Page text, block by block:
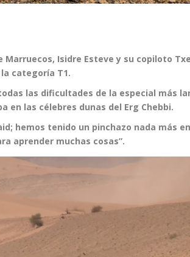
Isidre Esteve y su copiloto
la categoría T1.
las dificultades de la especial más
en las célebres dunas del Erg Chebbi.
hemos tenido un pinchazo nada más
aprender muchas cosas”.